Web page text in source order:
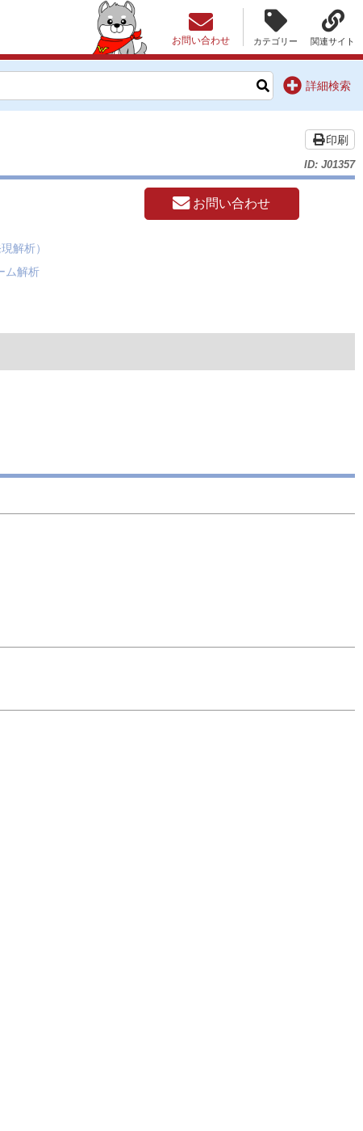
カテゴリー 関連サイト
お問い合わせ
詳細検索
ID: J01357
印刷
お問い合わせ
解析）
ム解析